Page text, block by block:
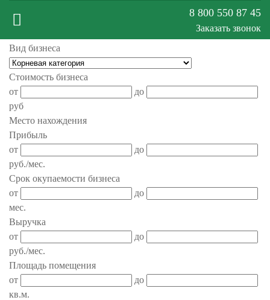
Меню
сайта
8 800 550 87 45
Заказать звонок
Вид бизнеса
Стоимость бизнеса
от
до
руб
Место нахождения
Прибыль
от
до
руб./мес.
Срок окупаемости бизнеса
от
до
мес.
Выручка
от
до
руб./мес.
Площадь помещения
от
до
кв.м.